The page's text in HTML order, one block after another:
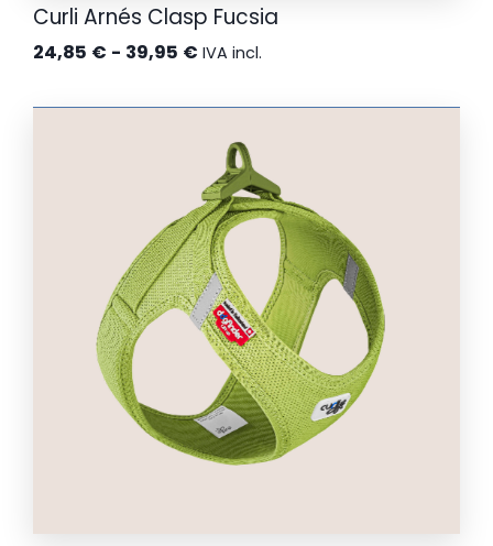
Curli Arnés Clasp Fucsia
24,85 € - 39,95 € Rango
precios:
desde
24,85 €
hasta
39,95 €
IVA incl.